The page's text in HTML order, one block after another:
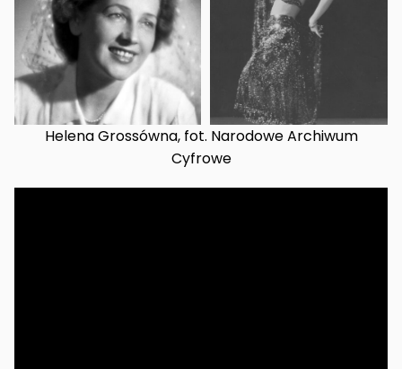
Helena Grossówna, fot. Narodowe Archiwum
Cyfrowe